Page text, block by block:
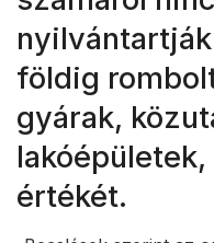
földig
gyárak,
értékét.